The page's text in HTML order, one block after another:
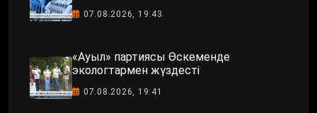
07.08.2026, 19:43
«Ауыл» партиясы Өскеменде
экологтармен жүздесті
07.08.2026, 19:41